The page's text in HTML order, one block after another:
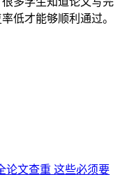
低才能够顺利通过。
论文查重 这些必须要